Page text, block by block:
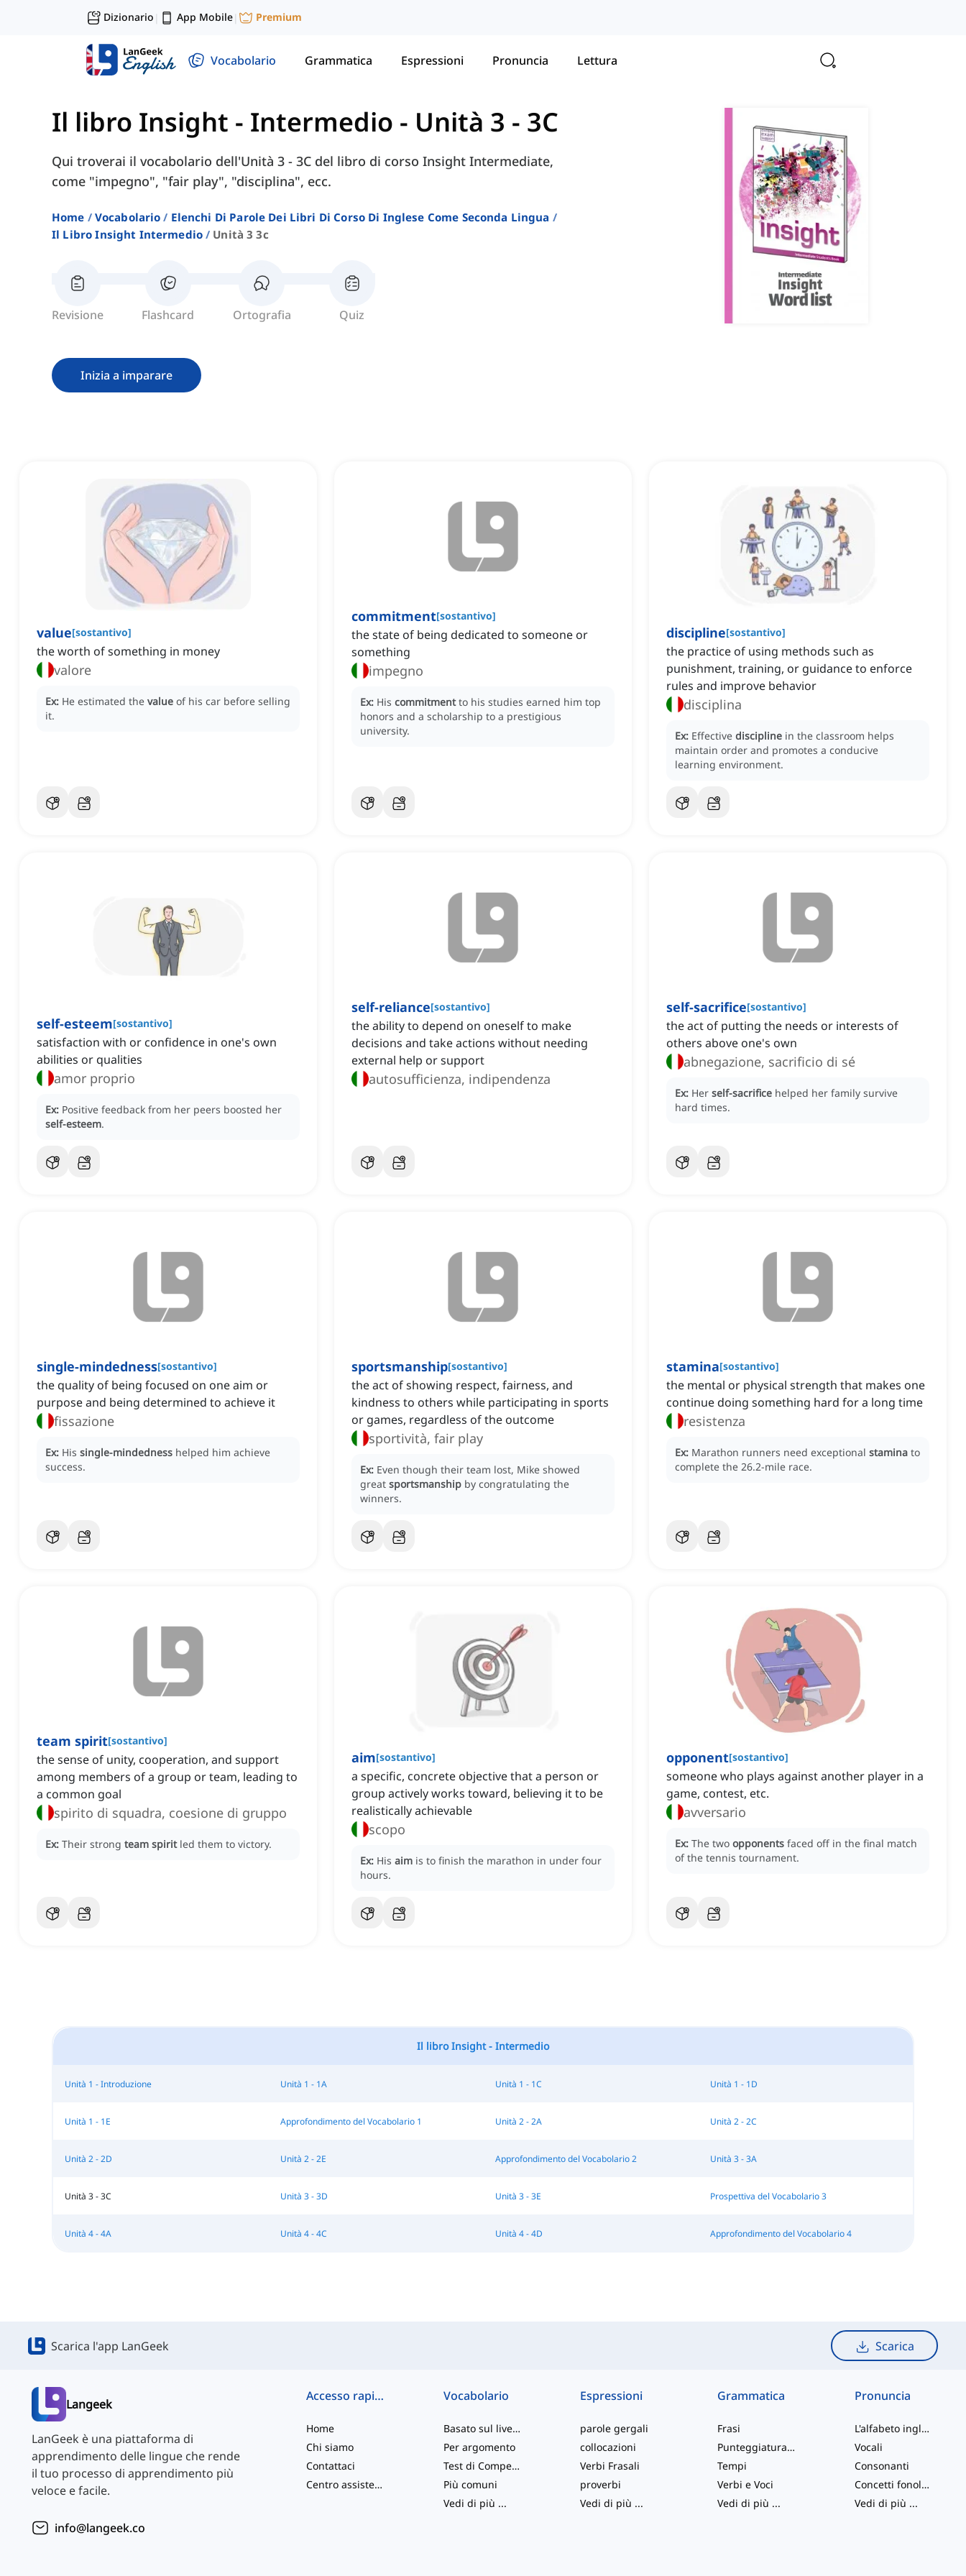
Dizionario | App Mobile| Premium
Vocabolario Grammatica Espressioni Pronuncia Lettura
Il libro Insight - Intermedio - Unità 3 - 3C
Qui troverai il vocabolario dell'Unità 3 - 3C del libro di corso Insight Intermediate,
come "impegno", "fair play", "disciplina", ecc.
Home Vocabolario
Elenchi Di Parole Dei Libri Di Corso Di Inglese Come Seconda Lingua
Il Libro Insight Intermedio
Unità 3 3c
Revisione Flashcard Ortografia Quiz
Inizia a imparare
value[sostantivo]
the worth of something in money
valore
Ex: He estimated the value of his car before selling
it.
commitment[sostantivo]
the state of being dedicated to someone or
something
impegno
Ex: His commitment to his studies earned him top
honors and a scholarship to a prestigious
university.
discipline[sostantivo]
the practice of using methods such as
punishment, training, or guidance to enforce
rules and improve behavior
disciplina
Ex: Effective discipline in the classroom helps
maintain order and promotes a conducive
learning environment.
self-esteem[sostantivo]
satisfaction with or confidence in one's own
abilities or qualities
amor proprio
Ex: Positive feedback from her peers boosted her
self-esteem.
self-reliance[sostantivo]
the ability to depend on oneself to make
decisions and take actions without needing
external help or support
autosufficienza, indipendenza
self-sacrifice[sostantivo]
the act of putting the needs or interests of
others above one's own
abnegazione, sacrificio di sé
Ex: Her self-sacrifice helped her family survive
hard times.
single-mindedness[sostantivo]
the quality of being focused on one aim or
purpose and being determined to achieve it
fissazione
Ex: His single-mindedness helped him achieve
success.
sportsmanship[sostantivo]
the act of showing respect, fairness, and
kindness to others while participating in sports
or games, regardless of the outcome
sportività, fair play
Ex: Even though their team lost, Mike showed
great sportsmanship by congratulating the
winners.
stamina[sostantivo]
the mental or physical strength that makes one
continue doing something hard for a long time
resistenza
Ex: Marathon runners need exceptional stamina to
complete the 26.2-mile race.
team spirit[sostantivo]
the sense of unity, cooperation, and support
among members of a group or team, leading to
a common goal
spirito di squadra, coesione di gruppo
Ex: Their strong team spirit led them to victory.
aim[sostantivo]
a specific, concrete objective that a person or
group actively works toward, believing it to be
realistically achievable
scopo
Ex: His aim is to finish the marathon in under four
hours.
opponent[sostantivo]
someone who plays against another player in a
game, contest, etc.
avversario
Ex: The two opponents faced off in the final match
of the tennis tournament.
Il libro Insight - Intermedio
Unità 1 - Introduzione Unità 1 - 1A Unità 1 - 1C Unità 1 - 1D
Unità 1 - 1E Approfondimento del Vocabolario 1 Unità 2 - 2A Unità 2 - 2C
Unità 2 - 2D Unità 2 - 2E Approfondimento del Vocabolario 2 Unità 3 - 3A
Unità 3 - 3C Unità 3 - 3D Unità 3 - 3E Prospettiva del Vocabolario 3
Unità 4 - 4A Unità 4 - 4C Unità 4 - 4D Approfondimento del Vocabolario 4
Scarica l'app LanGeek Scarica
Langeek
LanGeek è una piattaforma di
apprendimento delle lingue che rende
il tuo processo di apprendimento più
veloce e facile.
info@langeek.co
Accesso rapido
Home
Chi siamo
Contattaci
Centro assistenza
Vocabolario
Basato sul livello
Per argomento
Test di Competenza
Più comuni
Vedi di più ...
Espressioni
parole gergali
collocazioni
Verbi Frasali
proverbi
Vedi di più ...
Grammatica
Frasi
Punteggiatura e Ortografia
Tempi
Verbi e Voci
Vedi di più ...
Pronuncia
L'alfabeto inglese
Vocali
Consonanti
Concetti fonologici
Vedi di più ...